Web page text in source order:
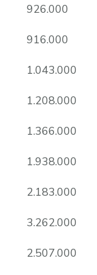
926.000
916.000
1.043.000
1.208.000
1.366.000
1.938.000
2.183.000
3.262.000
2.507.000